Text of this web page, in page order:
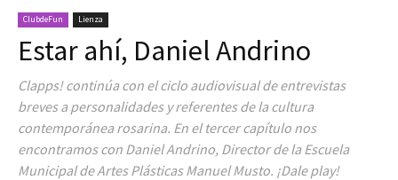
ClubdeFun Lienza
Estar ahí, Daniel Andrino
Clapps! continúa con el ciclo audiovisual de entrevistas
breves a personalidades y referentes de la cultura
contemporánea rosarina. En el tercer capítulo nos
encontramos con Daniel Andrino, Director de la Escuela
Municipal de Artes Plásticas Manuel Musto. ¡Dale play!